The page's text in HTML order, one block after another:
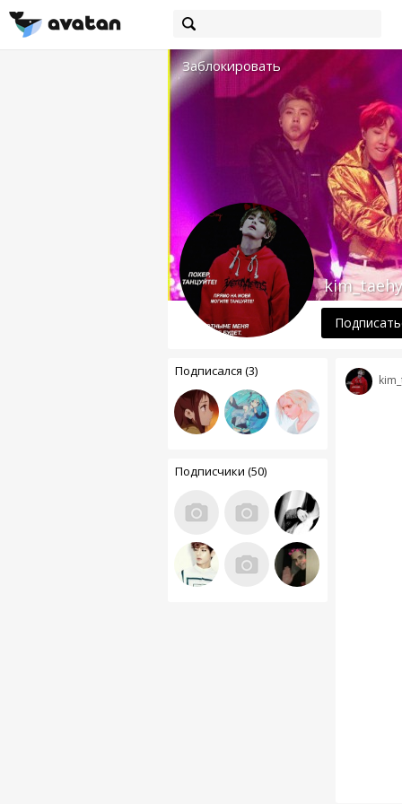
Заблокировать
Подписался (3)
Подписчики (50)